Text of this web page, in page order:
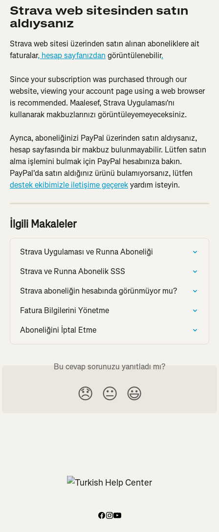
Strava web sitesinden satın
aldıysanız
Strava web sitesi üzerinden satın alınan aboneliklere ait
faturalar, hesap sayfanızdan görüntülenebilir.
Since your subscription was purchased through our
website, viewing your account page using a web browser
is recommended. Maalesef, Strava Uygulaması'nı
kullanarak makbuzlarınızı görüntüleyemeyeceksiniz.
Ayrıca, aboneliğinizi PayPal üzerinden satın aldıysanız,
hesap sayfasında bir makbuz bulunmayabilir. Lütfen satın
alma işlemini bulmak için PayPal hesabınıza bakın.
PayPal'da satın aldığınız ürünü bulamıyorsanız, lütfen
destek ekibimizle iletişime geçerek yardım isteyin.
İlgili Makaleler
Strava Uygulaması ve Runna Aboneliği
Strava ve Runna Abonelik SSS
Strava aboneliğin hesabında görünmüyor mu?
Fatura Bilgilerini Yönetme
Aboneliğini İptal Etme
Bu cevap sorunuzu yanıtladı mı?
😞 😐 😃